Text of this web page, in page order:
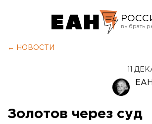
← НОВОСТИ
11
Золотов через суд